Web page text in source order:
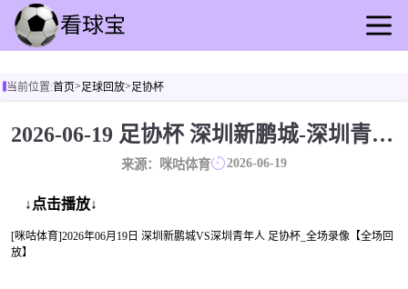
足球直播
足球动态
篮球资讯
其他转播
当前位置:首页>足球回放>足协杯
2026-06-19 足协杯 深圳新鹏城-深圳青年人 录像[咪咕体育]
来源：咪咕体育 2026-06-19
↓点击播放↓
[咪咕体育]2026年06月19日 深圳新鹏城VS深圳青年人 足协杯_全场录像【全场回
放】